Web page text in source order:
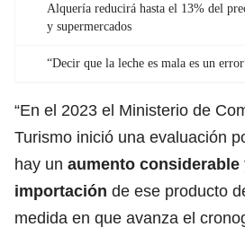
Alquería reducirá hasta el 13% del
y supermercados
“Decir que la leche es mala es un
“En el 2023 el Ministerio de
Turismo inició una evaluación
hay un aumento
importación de ese producto
medida en que avanza el